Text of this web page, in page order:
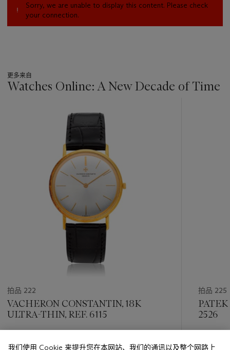
Sorry, we are unable to display this content. Please check
your connection.
更多来自
Watches Online: A New Decade of Time
item_current_of_total_txt
拍品 222
VACHERON CONSTANTIN, 18K
ULTRA-THIN, REF. 6115
拍品 225
2526
我们使用 Cookie 来提升您在本网站、我们的通讯以及整个网路上